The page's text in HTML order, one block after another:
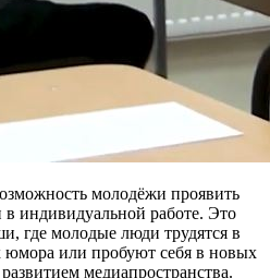
молодёжи проявить
в индивидуальной работе. Это
где молодые люди трудятся в
юмора или пробуют себя в новых
медиапространства.